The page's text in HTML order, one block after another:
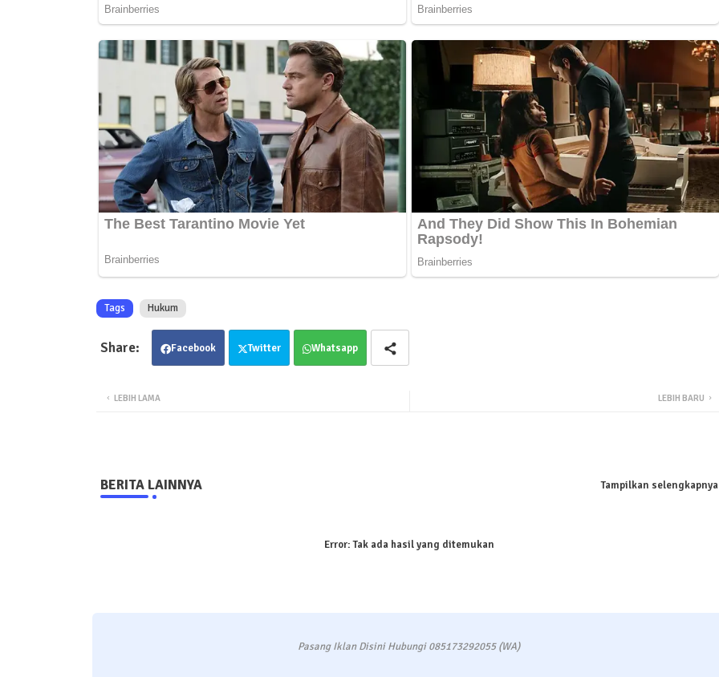
Tags Hukum
Facebook Twitter Whatsapp
LEBIH BARU
LEBIH LAMA
BERITA LAINNYA Tampilkan selengkapnya
Error:Tak ada hasil yang ditemukan
Pasang Iklan Disini Hubungi 085173292055 (WA)